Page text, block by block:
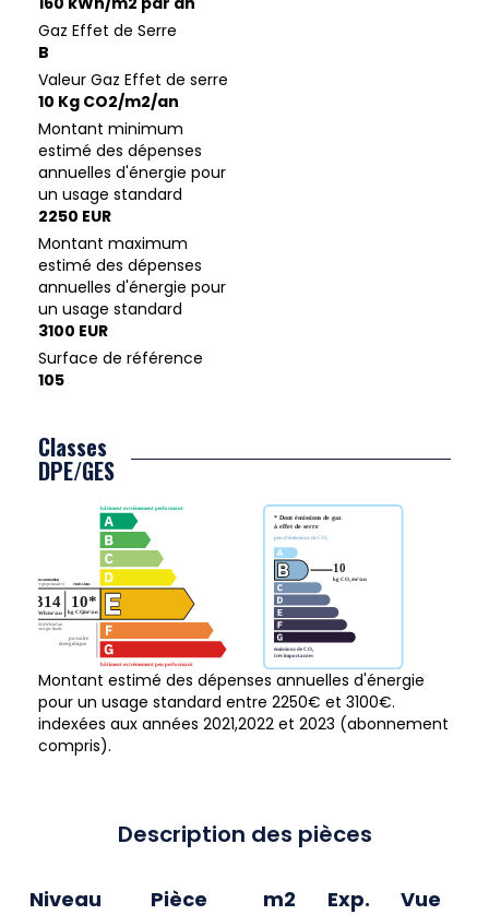
Gaz Effet de Serre
B
Valeur Gaz Effet de serre
10 Kg CO2/m2/an
Montant minimum
estimé des dépenses
annuelles d'énergie pour
un usage standard
2250 EUR
Montant maximum
estimé des dépenses
annuelles d'énergie pour
un usage standard
3100 EUR
Surface de référence
105
Classes
DPE/GES
Montant estimé des dépenses annuelles d'énergie
pour un usage standard entre 2250€ et 3100€.
indexées aux années 2021,2022 et 2023 (abonnement
compris).
Description des pièces
Niveau Pièce m2 Exp. Vue